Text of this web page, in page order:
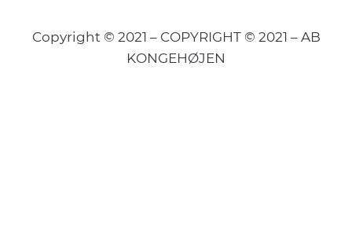
Copyright © 2021 – COPYRIGHT © 2021 – AB
KONGEHØJEN